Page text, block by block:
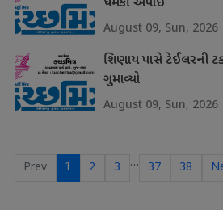
ધમકી અપાઈ
August 09, Sun, 2026
શિણાય પાસે ટેઈલરની
ગુમાવ્યો
August 09, Sun, 2026
Prev 1 2 3 … 37 38